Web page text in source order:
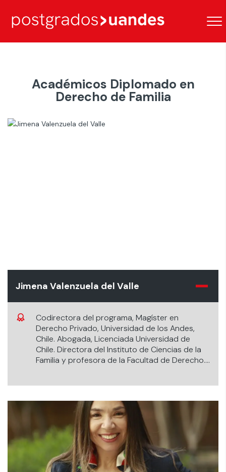
Académicos Diplomado en
Derecho de Familia
Jimena Valenzuela del Valle
Codirectora del programa, Magíster en
Derecho Privado, Universidad de los Andes,
Chile. Abogada, Licenciada Universidad de
Chile. Directora del Instituto de Ciencias de la
Familia y profesora de la Facultad de Derecho.